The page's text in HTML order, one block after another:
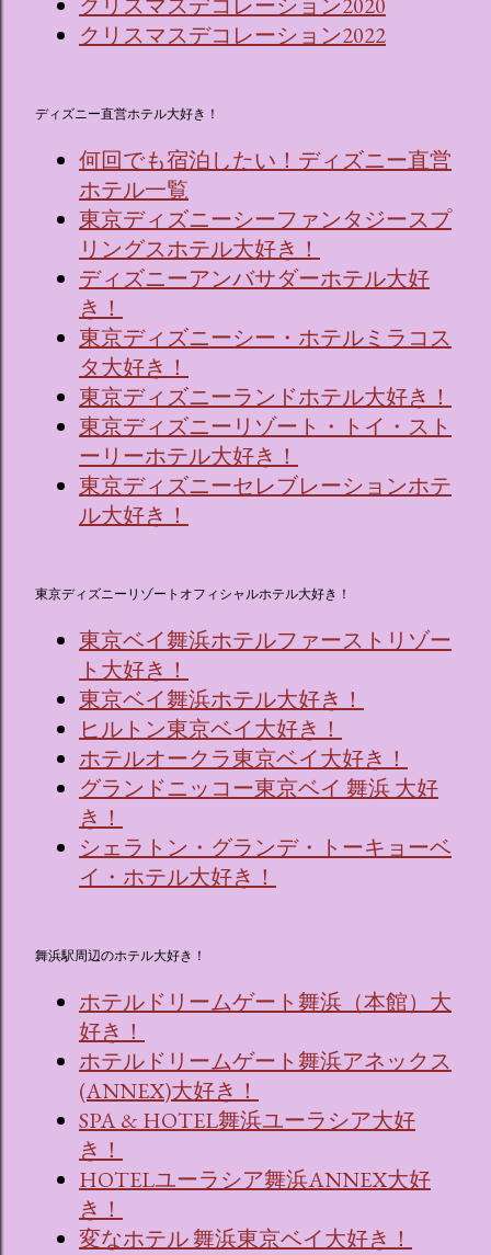
クリスマスデコレーション2022
ディズニー直営ホテル大好き！
何回でも宿泊したい！ディズニー直営
ホテル一覧
東京ディズニーシーファンタジースプ
リングスホテル大好き！
ディズニーアンバサダーホテル大好
き！
東京ディズニーシー・ホテルミラコス
タ大好き！
東京ディズニーランドホテル大好き！
東京ディズニーリゾート・トイ・スト
ーリーホテル大好き！
東京ディズニーセレブレーションホテ
ル大好き！
東京ディズニーリゾートオフィシャルホテル大好き！
東京ベイ舞浜ホテルファーストリゾー
ト大好き！
東京ベイ舞浜ホテル大好き！
ヒルトン東京ベイ大好き！
ホテルオークラ東京ベイ大好き！
グランドニッコー東京ベイ 舞浜 大好
き！
シェラトン・グランデ・トーキョーベ
イ・ホテル大好き！
舞浜駅周辺のホテル大好き！
ホテルドリームゲート舞浜（本館）大
好き！
ホテルドリームゲート舞浜アネックス
(ANNEX)大好き！
SPA & HOTEL舞浜ユーラシア大好
き！
HOTELユーラシア舞浜ANNEX大好
き！
変なホテル 舞浜東京ベイ大好き！